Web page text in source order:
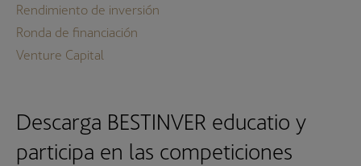
Rendimiento de inversión
Ronda de financiación
Venture Capital
Descarga BESTINVER educatio y
participa en las competiciones